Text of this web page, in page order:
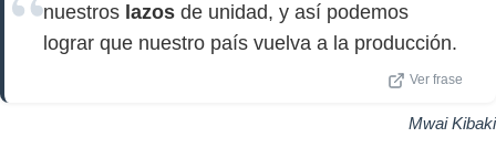
nuestros lazos de unidad, y así podemos
lograr que nuestro país vuelva a la producción.
Ver frase
Mwai Kibaki